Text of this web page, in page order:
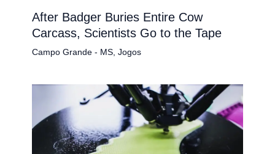
After Badger Buries Entire Cow
Carcass, Scientists Go to the Tape
Campo Grande - MS, Jogos